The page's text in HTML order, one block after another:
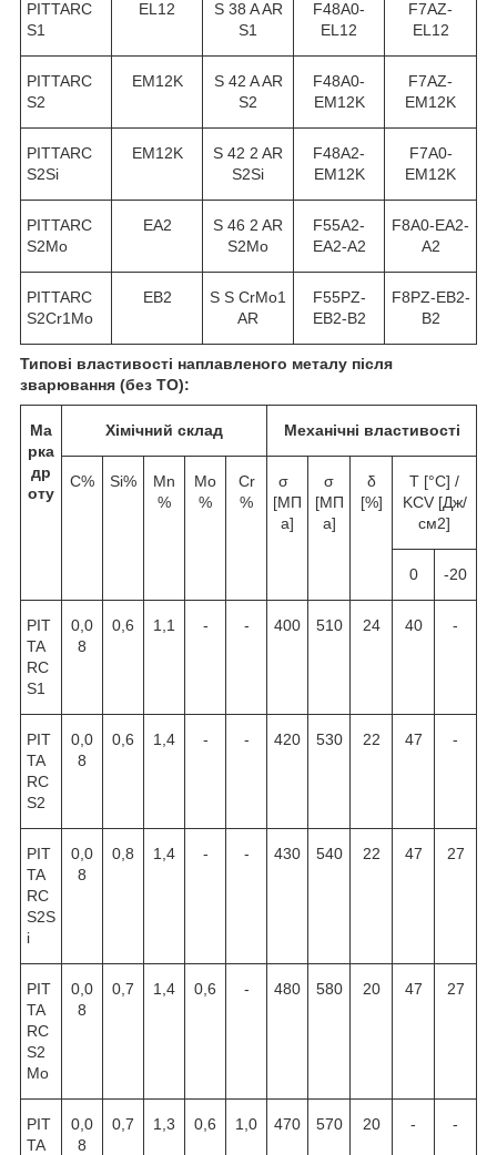
PITTARC
S1
EL12
S 38 A AR
S1
F48A0-
EL12
F7AZ-
EL12
PITTARC
S2
EM12K
S 42 A AR
S2
F48A0-
EM12K
F7AZ-
EM12K
PITTARC
S2Si
EM12K
S 42 2 AR
S2Si
F48A2-
EM12K
F7A0-
EM12K
PITTARC
S2Mo
EA2
S 46 2 AR
S2Mo
F55A2-
EA2-A2
F8A0-EA2-
A2
PITTARC
S2Cr1Mo
EB2
S S CrMo1
AR
F55PZ-
EB2-B2
F8PZ-EB2-
B2
Типові властивості наплавленого металу після
зварювання (без ТО):
Ма
рка
др
оту
Хімічний склад Механічні властивості
C% Si%
Mn
%
Mo
%
Cr
%
σ
[МП
а]
σ
[МП
а]
δ
[%]
T [°C] /
KCV [Дж/
см2]
0 -20
PIT
TA
RC
S1
0,0
8
0,6 1,1 - - 400 510 24 40 -
PIT
TA
RC
S2
0,0
8
0,6 1,4 - - 420 530 22 47 -
PIT
TA
RC
S2S
i
0,0
8
0,8 1,4 - - 430 540 22 47 27
PIT
TA
RC
S2
Mo
0,0
8
0,7 1,4 0,6 - 480 580 20 47 27
PIT
TA
0,0
8
0,7 1,3 0,6 1,0 470 570 20 - -